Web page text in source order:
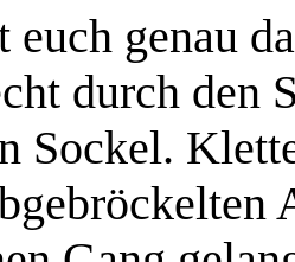
euch genau
durch den
Sockel.